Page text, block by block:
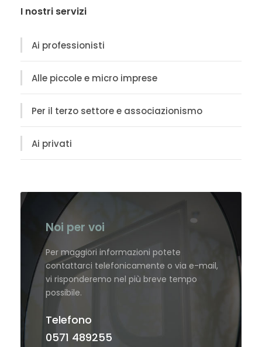
I nostri servizi
Ai professionisti
Alle piccole e micro imprese
Per il terzo settore e associazionismo
Ai privati
Noi per voi
Per maggiori informazioni potete
contattarci telefonicamente o via e-mail,
vi risponderemo nel più breve tempo
possibile.
Telefono
0571 489255